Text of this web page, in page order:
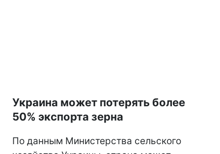
Украина может потерять более
50% экспорта зерна
По данным Министерства сельского